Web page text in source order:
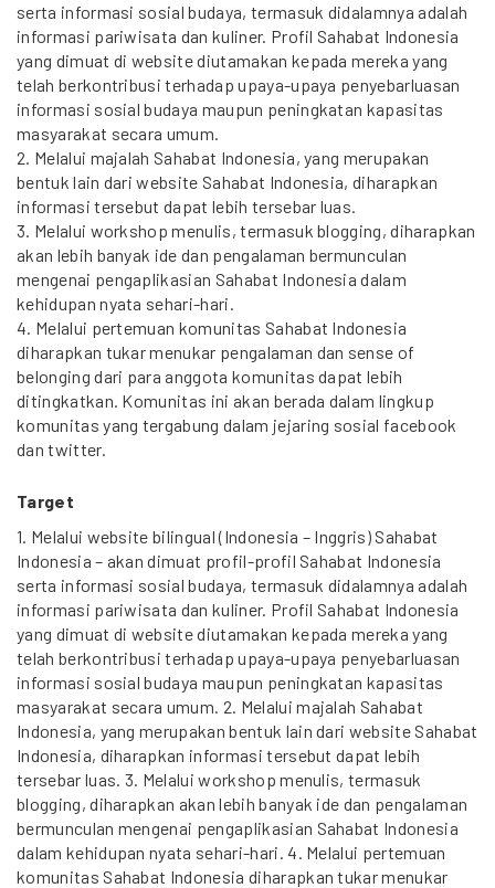
serta informasi sosial budaya, termasuk didalamnya adalah
informasi pariwisata dan kuliner. Profil Sahabat Indonesia
yang dimuat di website diutamakan kepada mereka yang
telah berkontribusi terhadap upaya-upaya penyebarluasan
informasi sosial budaya maupun peningkatan kapasitas
masyarakat secara umum.
2. Melalui majalah Sahabat Indonesia, yang merupakan
bentuk lain dari website Sahabat Indonesia, diharapkan
informasi tersebut dapat lebih tersebar luas.
3. Melalui workshop menulis, termasuk blogging, diharapkan
akan lebih banyak ide dan pengalaman bermunculan
mengenai pengaplikasian Sahabat Indonesia dalam
kehidupan nyata sehari-hari.
4. Melalui pertemuan komunitas Sahabat Indonesia
diharapkan tukar menukar pengalaman dan sense of
belonging dari para anggota komunitas dapat lebih
ditingkatkan. Komunitas ini akan berada dalam lingkup
komunitas yang tergabung dalam jejaring sosial facebook
dan twitter.
Target
1. Melalui website bilingual (Indonesia – Inggris) Sahabat
Indonesia – akan dimuat profil-profil Sahabat Indonesia
serta informasi sosial budaya, termasuk didalamnya adalah
informasi pariwisata dan kuliner. Profil Sahabat Indonesia
yang dimuat di website diutamakan kepada mereka yang
telah berkontribusi terhadap upaya-upaya penyebarluasan
informasi sosial budaya maupun peningkatan kapasitas
masyarakat secara umum. 2. Melalui majalah Sahabat
Indonesia, yang merupakan bentuk lain dari website Sahabat
Indonesia, diharapkan informasi tersebut dapat lebih
tersebar luas. 3. Melalui workshop menulis, termasuk
blogging, diharapkan akan lebih banyak ide dan pengalaman
bermunculan mengenai pengaplikasian Sahabat Indonesia
dalam kehidupan nyata sehari-hari. 4. Melalui pertemuan
komunitas Sahabat Indonesia diharapkan tukar menukar